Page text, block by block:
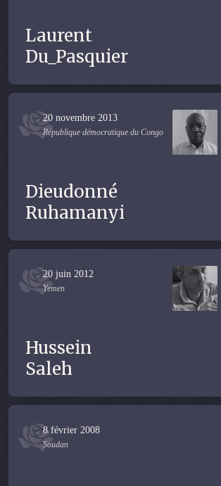
Laurent
Du_Pasquier
20 novembre 2013
République démocratique du Congo
Dieudonné
Ruhamanyi
20 juin 2012
Yemen
Hussein
Saleh
8 février 2008
Soudan